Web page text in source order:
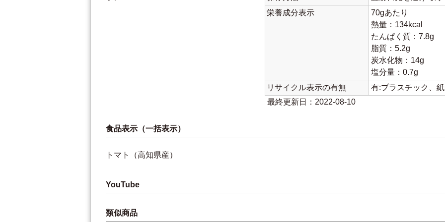
栄養成分表示
70gあたり
熱量：134kcal
たんぱく質：7.8g
脂質：5.2g
炭水化物：14g
塩分量：0.7g
リサイクル表示の有無
有:プラスチック、
最終更新日：2022-08-10
食品表示（一括表示）
トマト（高知県産）
YouTube
類似商品